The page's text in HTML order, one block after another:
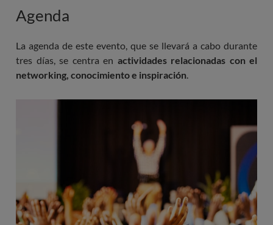
Agenda
La agenda de este evento, que se llevará a cabo durante
tres días, se centra en actividades relacionadas con el
networking, conocimiento e inspiración.